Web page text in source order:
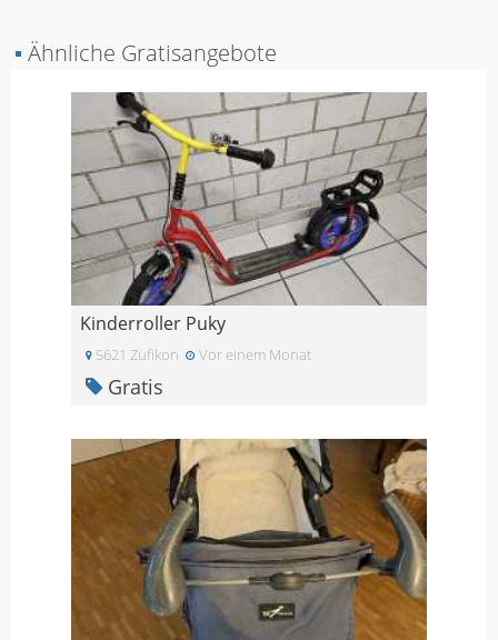
▪ Ähnliche Gratisangebote
Kinderroller Puky
5621 Zufikon Vor einem Monat
Gratis